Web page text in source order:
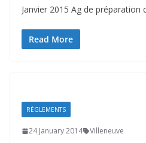
Janvier 2015 Ag de préparation
Read More
RÈGLEMENTS
24 January 2014 Villeneuve